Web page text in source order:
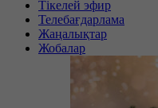
Тікелей эфир
Телебағдарлама
Жаңалықтар
Жобалар